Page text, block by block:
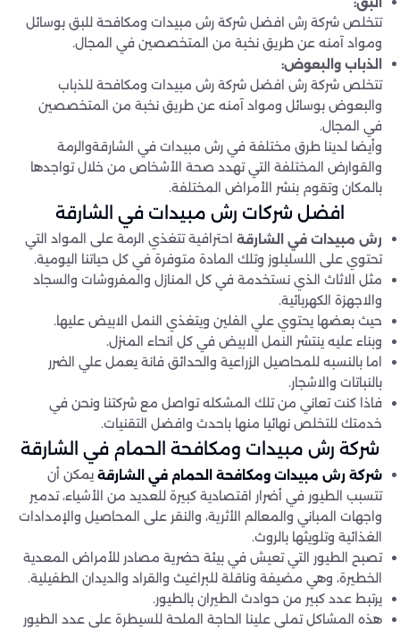
تتخلص شركة رش افضل شركة رش مبيدات ومكافحة للبق بوسائل
ومواد آمنه عن طريق نخبة من المتخصصين في المجال.
الذباب والبعوض:
تتخلص شركة رش افضل شركة رش مبيدات ومكافحة للذباب
والبعوض بوسائل ومواد آمنه عن طريق نخبة من المتخصصين
في المجال.
وأيضا لدينا طرق مختلفة في رش مبيدات في الشارقةوالرمة
والقوارض المختلفة التي تهدد صحة الأشخاص من خلال تواجدها
بالمكان وتقوم بنشر الأمراض المختلفة.
افضل شركات رش مبيدات في الشارقة
رش مبيدات في الشارقة احترافية تتغذي الرمة على المواد التي
تحتوي على اللسليلوز وتلك المادة متوفرة في كل حياتنا اليومية.
مثل الاثاث الذي نستخدمة في كل المنازل والمفروشات والسجاد
والاجهزة الكهربائية.
حيث بعضها يحتوي علي الفلين ويتغذي النمل الابيض عليها.
وبناء عليه ينتشر النمل الابيض في كل انحاء المنزل.
اما بالنسبه للمحاصيل الزراعية والحدائق فانة يعمل علي الضرر
بالنباتات والاشجار.
فاذا كنت تعاني من تلك المشكله تواصل مع شركتنا ونحن في
خدمتك للتخلص نهائيا منها باحدث وافضل التقنيات.
شركة رش مبيدات ومكافحة الحمام في الشارقة
شركة رش مبيدات ومكافحة الحمام في الشارقة يمكن أن
تتسبب الطيور في أضرار اقتصادية كبيرة للعديد من الأشياء، تدمير
واجهات المباني والمعالم الأثرية، والنقر على المحاصيل والإمدادات
الغذائية وتلويثها بالروث.
تصبح الطيور التي تعيش في بيئة حضرية مصادر للأمراض المعدية
الخطيرة، وهي مضيفة وناقلة للبراغيث والقراد والديدان الطفيلية.
يرتبط عدد كبير من حوادث الطيران بالطيور.
هذه المشاكل تملي علينا الحاجة الملحة للسيطرة على عدد الطيور